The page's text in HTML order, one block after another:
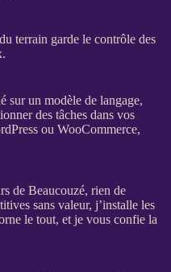
terrain garde le contrôle des
sur un modèle de langage,
des tâches dans vos
ou WooCommerce,
de Beaucouzé, rien de
sans valeur, j’installe les
le tout, et je vous confie la